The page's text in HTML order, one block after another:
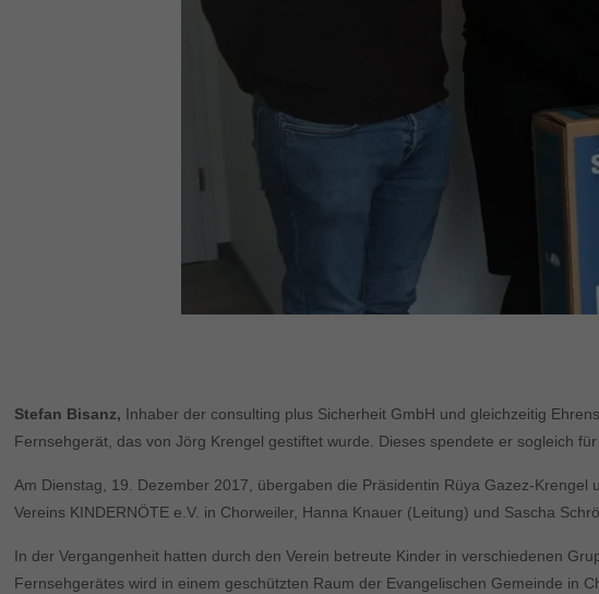
Stefan Bisanz, Inhaber der consulting plus Sicherheit GmbH und gleichzeitig
Fernsehgerät, das von Jörg Krengel gestiftet wurde. Dieses spendete er sogleich
Am Dienstag, 19. Dezember 2017, übergaben die Präsidentin Rüya Gazez-
Vereins KINDERNÖTE e.V. in Chorweiler, Hanna Knauer (Leitung) und Sascha
In der Vergangenheit hatten durch den Verein betreute Kinder in verschiedenen
Fernsehgerätes wird in einem geschützten Raum der Evangelischen Gemeinde in